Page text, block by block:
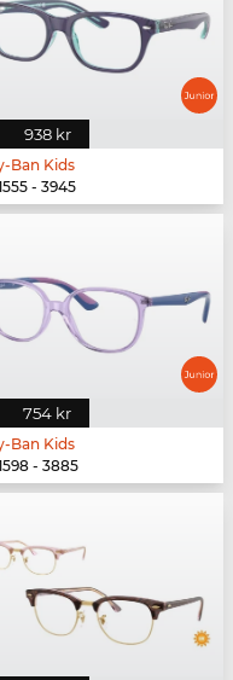
938 kr
Ban Kids
- 3945
754 kr
Ban Kids
- 3885